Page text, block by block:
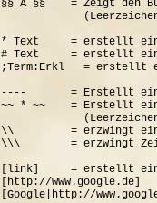
§§ A §§    = Zeigt den
* Text     = erstellt eine
# Text     = erstellt eine
;Term:Erkl   = erstellt
----       = Erstellt
~~ * ~~    = Erstellt
\\         = erzwingt
\\\        = erzwingt
[link]     = erstellt
[http://
[Google|http://